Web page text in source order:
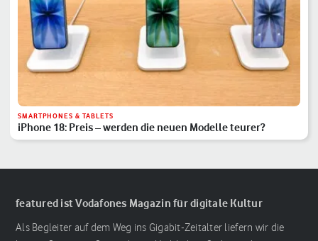
SMARTPHONES & TABLETS
iPhone 18: Preis – werden die neuen Modelle teurer?
featured ist Vodafones Magazin für digitale Kultur
Als Begleiter auf dem Weg ins Gigabit-Zeitalter liefern wir die